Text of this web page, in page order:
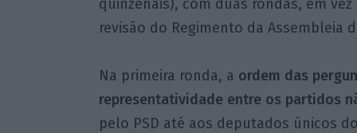
quinzenais), com duas rondas, em
revisão do Regimento da Assembleia
Na primeira ronda, a ordem das
representatividade entre os partidos
pelo PSD até aos deputados únicos